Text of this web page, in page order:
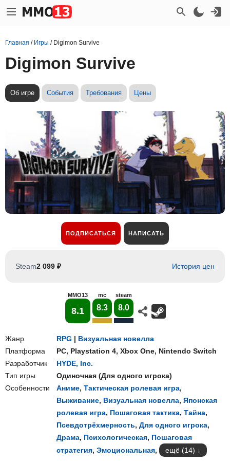
Главная / Игры / Digimon Survive
Digimon Survive
Об игре События Требования Цены
ПОДПИСАТЬСЯ НАПИСАТЬ
Steam2 099 ₽ История цен
MMO13
8.1
mc
8.3
steam
8.0
Жанр RPG | Визуальная новелла
Платформа
PC, Playstation 4, Xbox One, Nintendo Switch
Разработчик
HYDE, Inc.
Тип игры
Одиночная (Для одного игрока)
Особенности
Аниме, Тактическая ролевая игра,
Выживание, Визуальная новелла, Японская
ролевая игра, Пошаговая тактика, Тайна,
Псевдотрёхмерность, Для одного игрока,
Драма, Психологическая, Пошаговая
стратегия, Эмоциональная, ещё (14)